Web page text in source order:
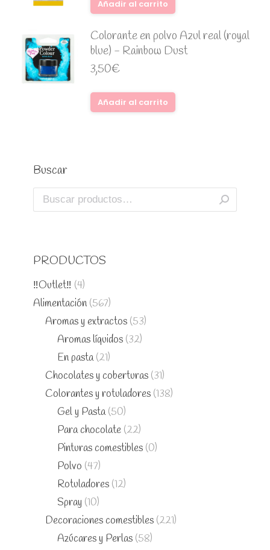
Añadir al carrito
Colorante en polvo Azul real (royal
blue) - Rainbow Dust
3,50€
Añadir al carrito
Buscar
PRODUCTOS
‼️Outlet‼️ (4)
Alimentación (567)
Aromas y extractos (53)
Aromas líquidos (32)
En pasta (21)
Chocolates y coberturas (31)
Colorantes y rotuladores (138)
Gel y Pasta (50)
Para chocolate (22)
Pinturas comestibles (0)
Polvo (47)
Rotuladores (12)
Spray (10)
Decoraciones comestibles (221)
Azúcares y Perlas (58)